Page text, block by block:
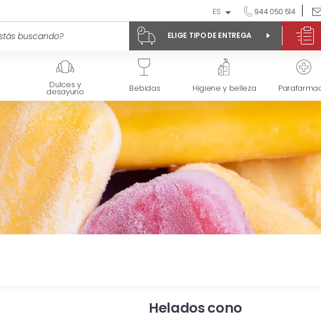
ES 944 050 514
ELIGE TIPO DE ENTREGA
Dulces y
desayuno Bebidas Higiene y belleza
Helados cono